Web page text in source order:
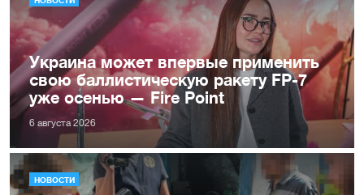
Украина может впервые применить
свою баллистическую ракету FP-7
уже осенью — Fire Point
6 августа 2026
НОВОСТИ